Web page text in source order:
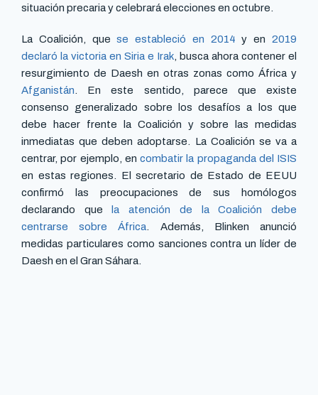
situación precaria y celebrará elecciones en octubre.
La Coalición, quese estableció en 2014 y en2019
declaró la victoria en Siria e Irak , busca ahora contener el
resurgimiento de Daesh en otras zonas como África y
Afganistán . En este sentido, parece que existe
consenso generalizado sobre los desafíos a los que
debe hacer frente la Coalición y sobre las medidas
inmediatas que deben adoptarse. La Coalición se va a
centrar, por ejemplo, en combatir la propaganda del ISIS
en estas regiones. El secretario de Estado de EEUU
confirmó las preocupaciones de sus homólogos
declarando que
la atención de la Coalición debe
centrarse sobre África . Además, Blinken anunció
medidas particulares como sanciones contra un líder de
Daesh en el Gran Sáhara.